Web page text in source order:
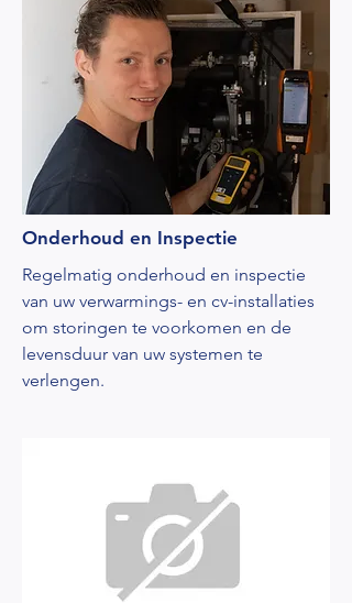
Onderhoud en Inspectie
Regelmatig onderhoud en inspectie
van uw verwarmings- en cv-installaties
om storingen te voorkomen en de
levensduur van uw systemen te
verlengen.